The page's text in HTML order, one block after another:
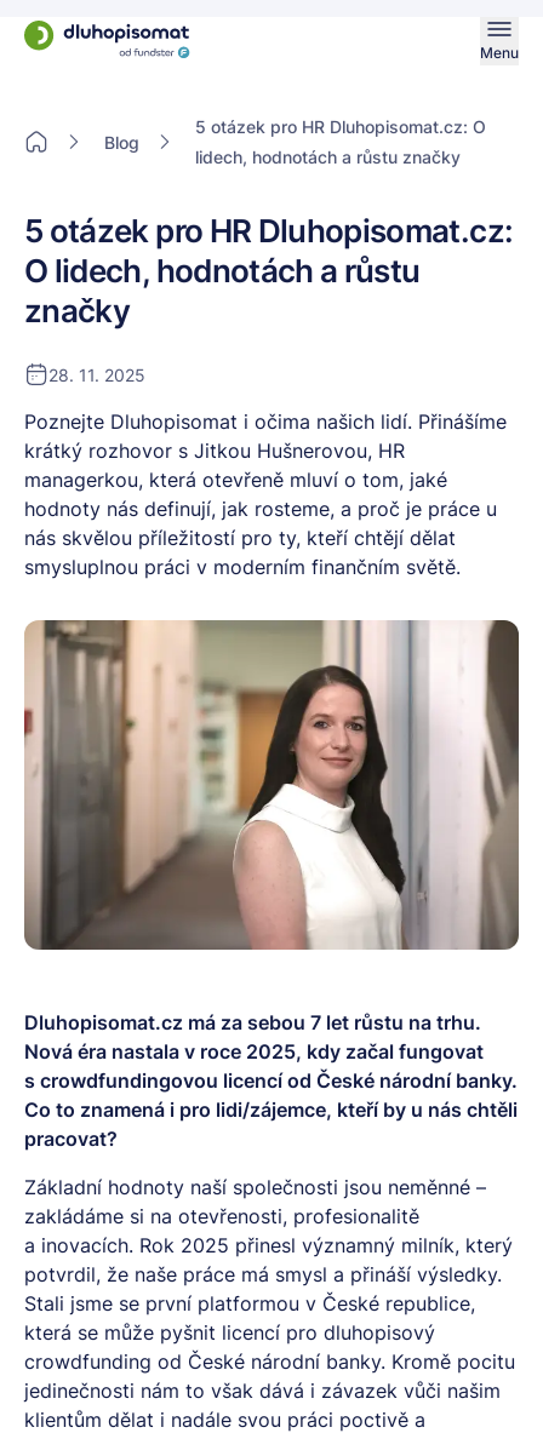
Menu
Blog
5 otázek pro HR Dluhopisomat.cz: O
lidech, hodnotách a růstu značky
28. 11. 2025
5 otázek pro HR Dluhopisomat.cz:
O lidech, hodnotách a růstu
značky
Poznejte Dluhopisomat i očima našich lidí. Přinášíme
krátký rozhovor s Jitkou Hušnerovou, HR
managerkou, která otevřeně mluví o tom, jaké
hodnoty nás definují, jak rosteme, a proč je práce u
nás skvělou příležitostí pro ty, kteří chtějí dělat
smysluplnou práci v moderním finančním světě.
Dluhopisomat.cz má za sebou 7 let růstu na trhu.
Nová éra nastala v roce 2025, kdy začal fungovat
s crowdfundingovou licencí od České národní banky.
Co to znamená i pro lidi/zájemce, kteří by u nás chtěli
pracovat?
Základní hodnoty naší společnosti jsou neměnné –
zakládáme si na otevřenosti, profesionalitě
a inovacích. Rok 2025 přinesl významný milník, který
potvrdil, že naše práce má smysl a přináší výsledky.
Stali jsme se první platformou v České republice,
která se může pyšnit licencí pro dluhopisový
crowdfunding od České národní banky. Kromě pocitu
jedinečnosti nám to však dává i závazek vůči našim
klientům dělat i nadále svou práci poctivě a